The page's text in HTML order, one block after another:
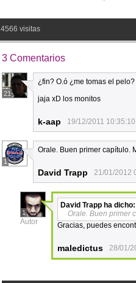
4566 visitas
3 Comentarios
21
¿fin? O.ó ¿me tomas el
jaja xD los monitos
k-aap 19/12/2011 10:35:10
1
Orale. Buen primer capítulo.
David Trapp 21/01/2012
1
Autor
David Trapp ha dicho:
Orale. Buen primer
Gracias, puedes
maledictus 28/01/